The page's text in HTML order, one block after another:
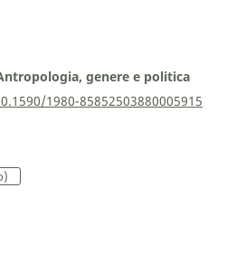
genere e politica
1980-85852503880005915